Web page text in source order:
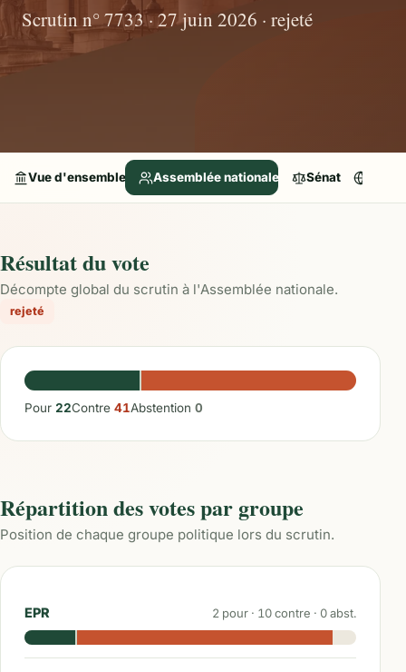
Scrutin n° 7733 · 27 juin 2026 · rejeté
Vue d'ensemble Assemblée nationale Sénat
Résultat du vote
Décompte global du scrutin à l'Assemblée nationale.
rejeté
Pour 22Contre 41Abstention 0
Répartition des votes par groupe
Position de chaque groupe politique lors du scrutin.
EPR 2 pour · 10contre · 0abst.